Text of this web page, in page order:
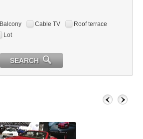
Balcony Cable TV
Roof terrace
Lot
SEARCH